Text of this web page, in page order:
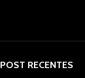
POST RECENTES